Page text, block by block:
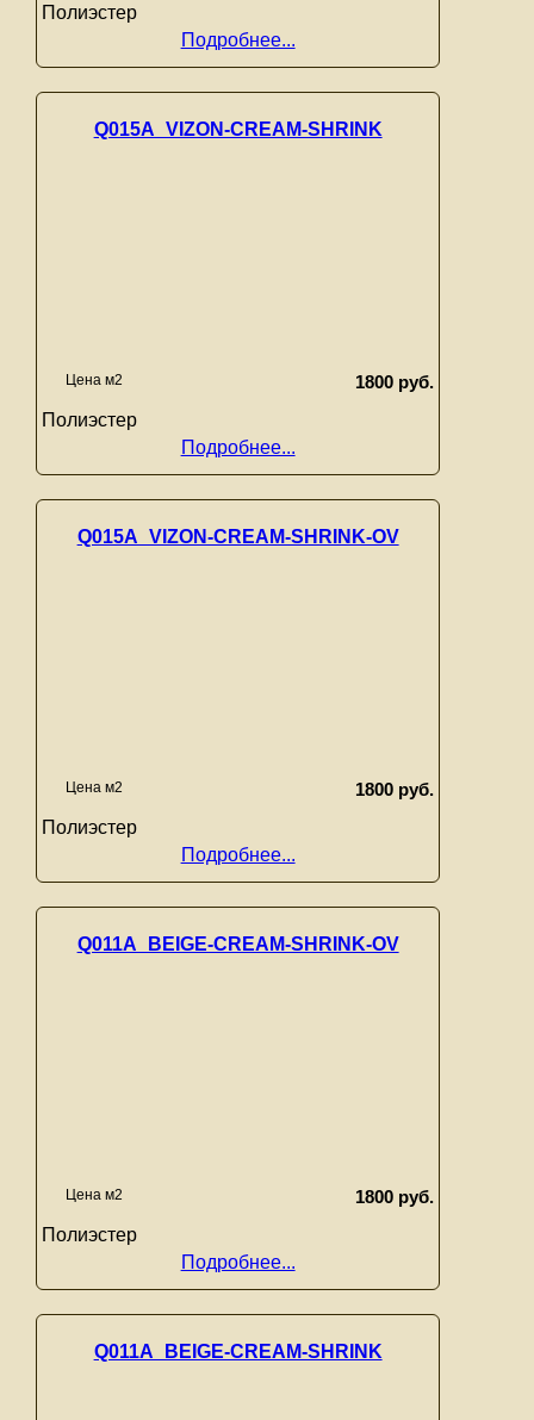
Полиэстер
Подробнее...
Q015A_VIZON-CREAM-SHRINK
Цена м2
1800 руб.
Полиэстер
Подробнее...
Q015A_VIZON-CREAM-SHRINK-OV
Цена м2
1800 руб.
Полиэстер
Подробнее...
Q011A_BEIGE-CREAM-SHRINK-OV
Цена м2
1800 руб.
Полиэстер
Подробнее...
Q011A_BEIGE-CREAM-SHRINK